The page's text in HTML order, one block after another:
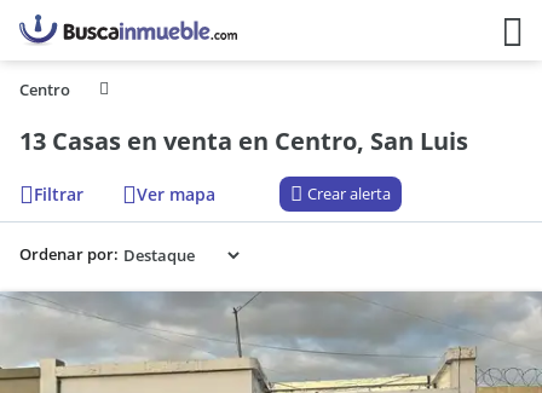
Centro
13 Casas en venta en Centro, San Luis
Filtrar Ver mapa Crear alerta
Ordenar por: